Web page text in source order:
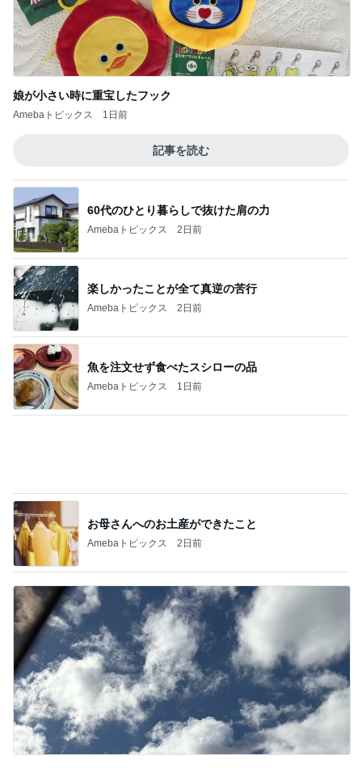
娘が小さい時に重宝したフック
Amebaトピックス 1日前
記事を読む
Amebaトピックス 2日前
楽しかったことが全て真逆の苦行
Amebaトピックス 2日前
魚を注文せず食べたスシローの品
Amebaトピックス 1日前
お母さんへのお土産ができたこと
Amebaトピックス 2日前
35℃で暑かった日のサッカー
Amebaトピックス 1日前
記事を読む
たんぱく質不足の時の嬉しい味方
Amebaトピックス